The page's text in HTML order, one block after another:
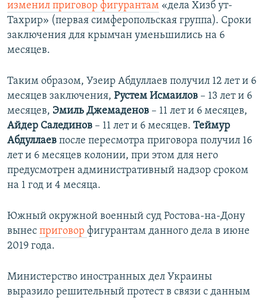
изменил приговор фигурантам «дела Хизб ут-
Тахрир» (первая симферопольская группа). Сроки
заключения для крымчан уменьшились на 6
месяцев.
Таким образом, Узеир ​Абдуллаев получил 12 лет и 6
месяцев​ заключения, Рустем Исмаилов – 13 лет и 6
месяцев, Эмиль Джемаденов – 11 лет и 6 месяцев,
Айдер Салединов – 11 лет и 6 месяцев. Теймур
Абдуллаев после пересмотра приговора получил 16
лет и 6 месяцев колонии, при этом для него
предусмотрен административный надзор сроком
на 1 год и 4 месяца.
Южный окружной военный суд Ростова-на-Дону
вынес приговор фигурантам данного дела в июне
2019 года.
Министерство иностранных дел Украины
выразило решительный протест в связи с данным